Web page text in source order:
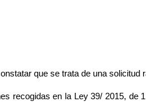
que se trata de una solicitud
recogidas en la Ley 39/ 2015, de